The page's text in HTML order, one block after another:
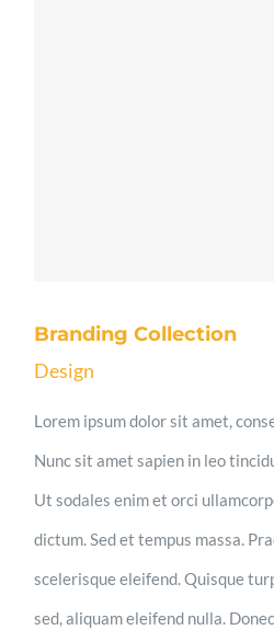
Branding Collection
Design
Lorem ipsum dolor sit amet,
Nunc sit amet sapien in leo
Ut sodales enim et orci
dictum. Sed et tempus massa.
scelerisque eleifend. Quisque
sed, aliquam eleifend nulla.